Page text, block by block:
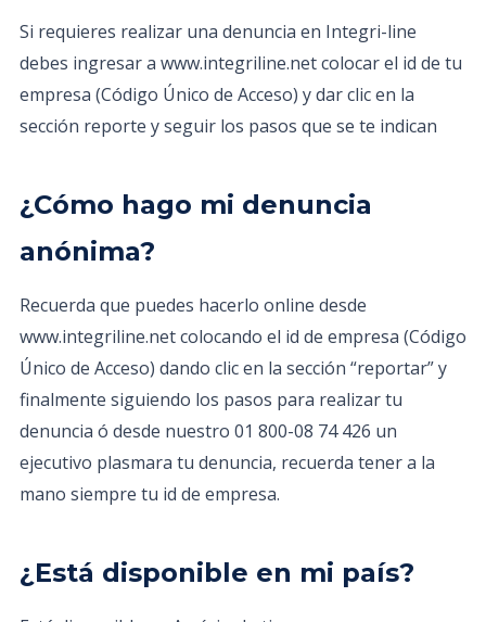
Si requieres realizar una denuncia en Integri-line
debes ingresar a www.integriline.net colocar el id de tu
empresa (Código Único de Acceso) y dar clic en la
sección reporte y seguir los pasos que se te indican
¿Cómo hago mi denuncia
anónima?
Recuerda que puedes hacerlo online desde
www.integriline.net colocando el id de empresa (Código
Único de Acceso) dando clic en la sección “reportar” y
finalmente siguiendo los pasos para realizar tu
denuncia ó desde nuestro 01 800-08 74 426 un
ejecutivo plasmara tu denuncia, recuerda tener a la
mano siempre tu id de empresa.
¿Está disponible en mi país?